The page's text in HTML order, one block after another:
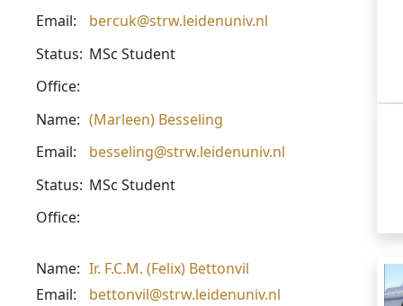
Email:
bercuk@strw.leidenuniv.nl
Status: MSc Student
Office:
Name: (Marleen) Besseling
Email:
besseling@strw.leidenuniv.nl
Status: MSc Student
Office:
Name: Ir. F.C.M. (Felix) Bettonvil
Email:
bettonvil@strw.leidenuniv.nl